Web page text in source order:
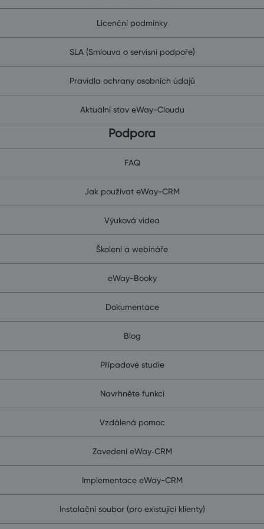
Licenční podmínky
SLA (Smlouva o servisní podpoře)
Pravidla ochrany osobních údajů
Aktuální stav eWay-Cloudu
Podpora
FAQ
Jak používat eWay-CRM
Výuková videa
Školení a webináře
eWay-Booky
Dokumentace
Blog
Případové studie
Navrhněte funkci
Vzdálená pomoc
Zavedení eWay‑CRM
Implementace eWay-CRM
Instalační soubor (pro existující klienty)